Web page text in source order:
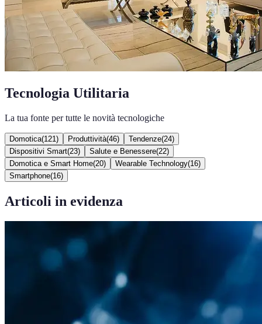
Tecnologia Utilitaria
La tua fonte per tutte le novità tecnologiche
Domotica(121 ) Produttività(46) Tendenze(24)
Dispositivi Smart(23) Salute e Benessere(22)
Domotica e Smart Home(20) Wearable Technology(16)
Smartphone(16)
Articoli in evidenza